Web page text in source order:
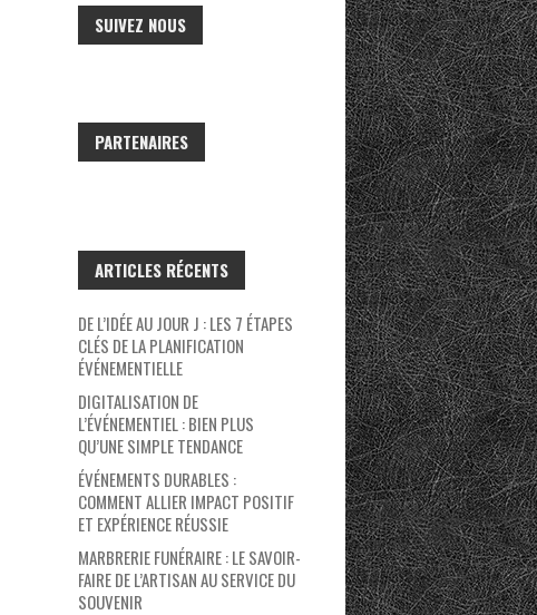
SUIVEZ NOUS
PARTENAIRES
ARTICLES RÉCENTS
DE L’IDÉE AU JOUR J : LES 7 ÉTAPES
CLÉS DE LA PLANIFICATION
ÉVÉNEMENTIELLE
DIGITALISATION DE
L’ÉVÉNEMENTIEL : BIEN PLUS
QU’UNE SIMPLE TENDANCE
ÉVÉNEMENTS DURABLES :
COMMENT ALLIER IMPACT POSITIF
ET EXPÉRIENCE RÉUSSIE
MARBRERIE FUNÉRAIRE : LE SAVOIR-
FAIRE DE L’ARTISAN AU SERVICE DU
SOUVENIR